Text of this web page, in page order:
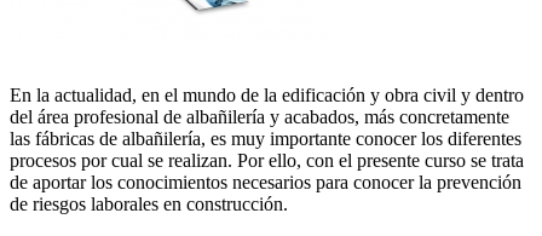
En la actualidad, en el mundo de la edificación y obra civil y dentro
del área profesional de albañilería y acabados, más concretamente
las fábricas de albañilería, es muy importante conocer los diferentes
procesos por cual se realizan. Por ello, con el presente curso se trata
de aportar los conocimientos necesarios para conocer la prevención
de riesgos laborales en construcción.